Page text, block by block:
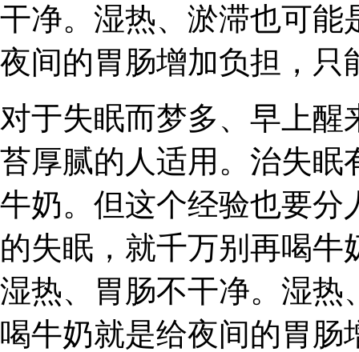
干净。湿热、淤滞也可能
夜间的胃肠增加负担，只
对于失眠而梦多、早上
苔厚腻的人适用。治失眠
牛奶。但这个经验也要分
的失眠，就千万别再喝
湿热、胃肠不干净。湿热
喝牛奶就是给夜间的胃